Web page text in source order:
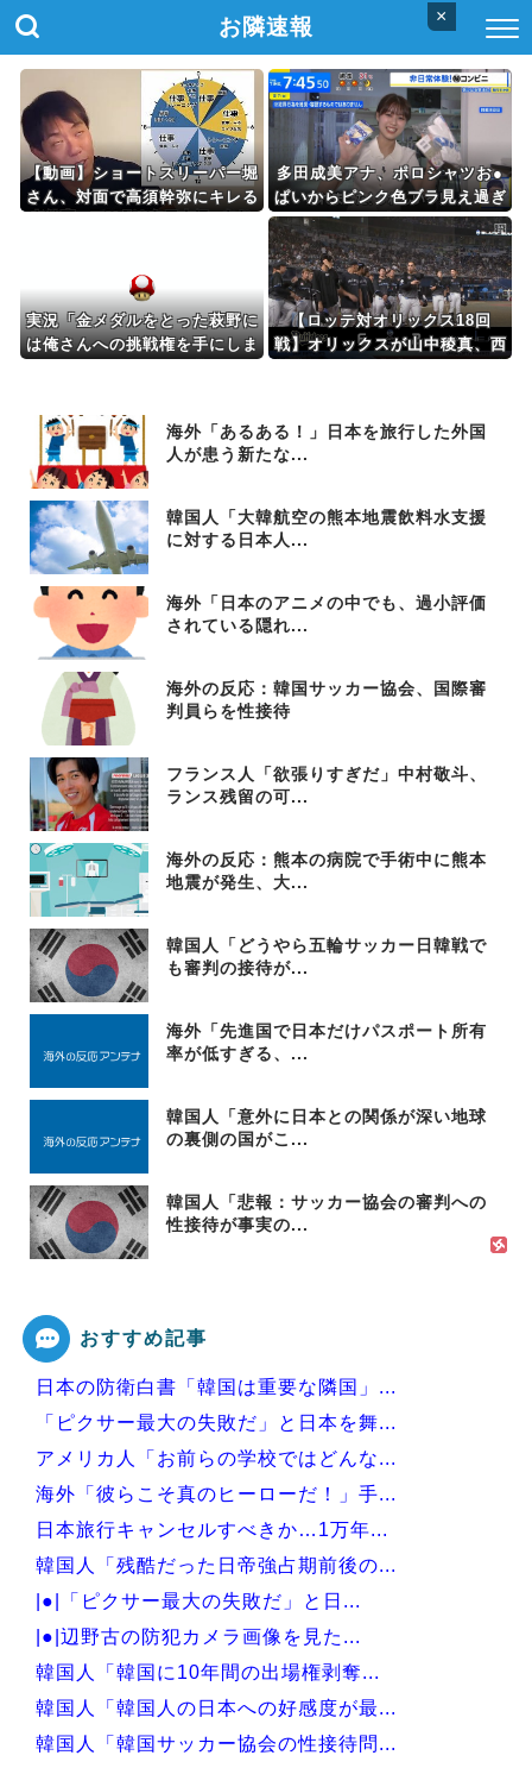
×
お隣速報
【動画】ショートスリーパー堀
さん、対面で高須幹弥にキレる
多田成美アナ、ポロシャツお●
ぱいからピンク色ブラ見え過ぎ
最高！
実況「金メダルをとった萩野に
は俺さんへの挑戦権を手にしま
【ロッテ対オリックス18回
戦】オリックスが山中稜真、西
海外「あるある！」日本を旅行した外国
人が患う新たな...
韓国人「大韓航空の熊本地震飲料水支援
に対する日本人...
海外「日本のアニメの中でも、過小評価
されている隠れ...
海外の反応：韓国サッカー協会、国際審
判員らを性接待
フランス人「欲張りすぎだ」中村敬斗、
ランス残留の可...
海外の反応：熊本の病院で手術中に熊本
地震が発生、大...
韓国人「どうやら五輪サッカー日韓戦で
も審判の接待が...
海外「先進国で日本だけパスポート所有
率が低すぎる、...
韓国人「意外に日本との関係が深い地球
の裏側の国がこ...
韓国人「悲報：サッカー協会の審判への
性接待が事実の...
おすすめ記事
日本の防衛白書「韓国は重要な隣国」...
「ピクサー最大の失敗だ」と日本を舞...
アメリカ人「お前らの学校ではどんな...
海外「彼らこそ真のヒーローだ！」手...
日本旅行キャンセルすべきか…1万年...
韓国人「残酷だった日帝強占期前後の...
|●|「ピクサー最大の失敗だ」と日...
|●|辺野古の防犯カメラ画像を見た...
韓国人「韓国に10年間の出場権剥奪...
韓国人「韓国人の日本への好感度が最...
韓国人「韓国サッカー協会の性接待問...